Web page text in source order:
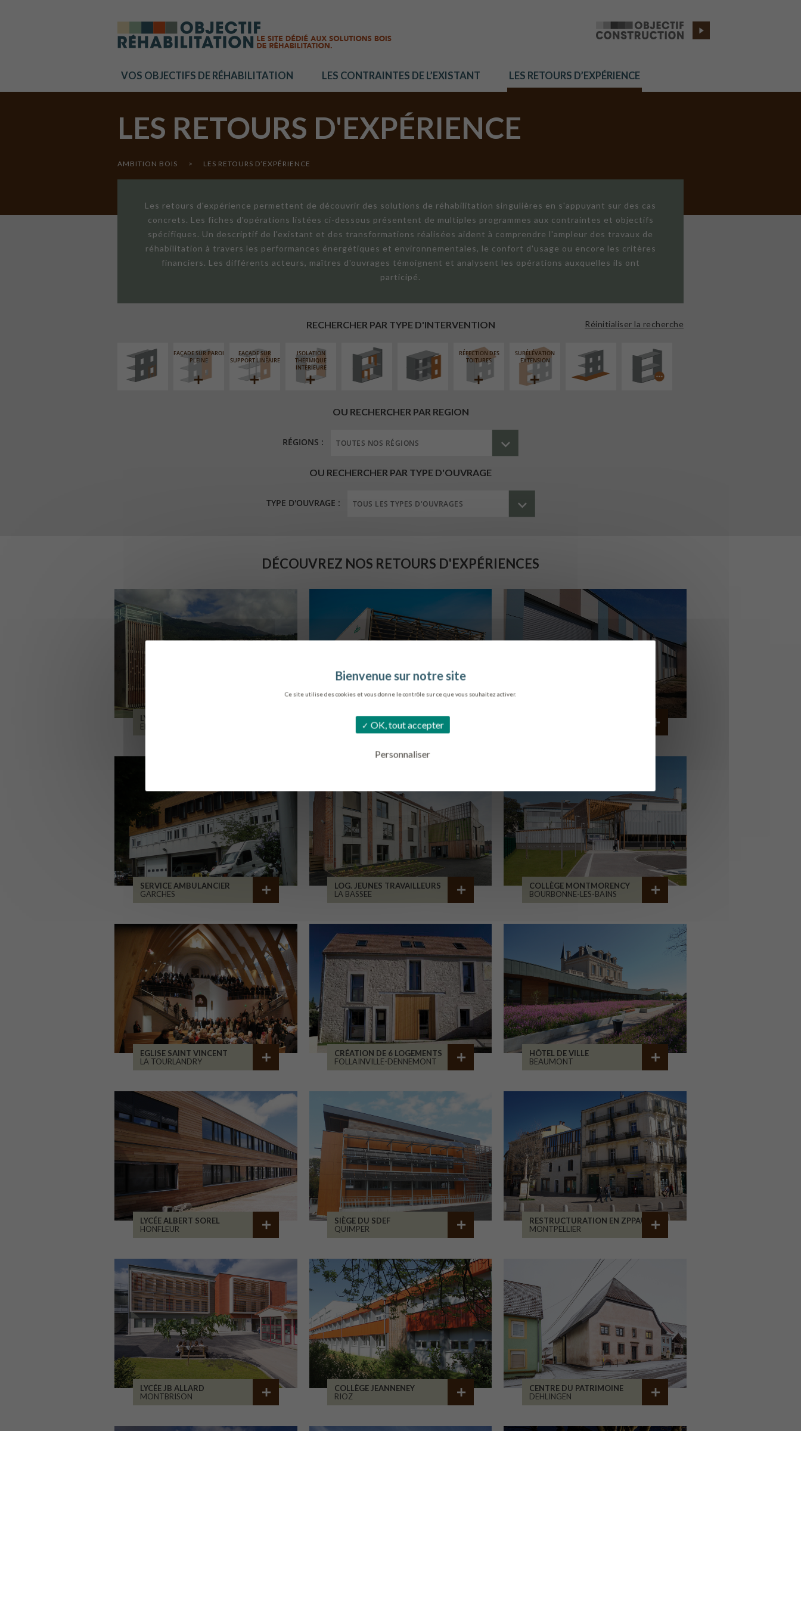
Ce site utilise des cookies et vous donne le contrôle sur ce que vous souhaitez activer.
OK, tout accepter
Personnaliser
VOS OBJECTIFS DE RÉHABILITATION LES CONTRAINTES DE L’EXISTANT LES RETOURS D’EXPÉRIENCE
LES RETOURS D'EXPÉRIENCE
AMBITION BOIS > LES RETOURS D’EXPÉRIENCE
Les retours d'expérience permettent de découvrir des solutions de réhabilitation singulières en s'appuyant sur des cas
concrets. Les fiches d'opérations listées ci-dessous présentent de multiples programmes aux contraintes et objectifs
spécifiques. Un descriptif de l'existant et des transformations réalisées aident à comprendre l'ampleur des travaux de
réhabilitation à travers les performances énergétiques et environnementales, le confort d'usage ou encore les critères
financiers. Les différents acteurs, maîtres d'ouvrages témoignent et analysent les opérations auxquelles ils ont
participé.
RECHERCHER PAR TYPE D'INTERVENTION Réinitialiser la recherche
ISOLATION
FAÇADE SUR PAROI
PLEINE
FAÇADE SUR
SUPPORT LINÉAIRE
ISOLATION
THERMIQUE
INTÉRIEURE
RÉFECTION DES
TOITURES
SURÉLÉVATION
EXTENSION
OU RECHERCHER PAR REGION
RÉGIONS :
OU RECHERCHER PAR TYPE D'OUVRAGE
TYPE D'OUVRAGE :
DÉCOUVREZ NOS RETOURS D'EXPÉRIENCES
LYCÉE ALPES ET DURANCE
EMBRUN
SIÈGE DE L’ONF
SERVICE AMBULANCIER
GARCHES
LOG. JEUNES TRAVAILLEURS
LA BASSEE
COLLÈGE MONTMORENCY
BOURBONNE-LES-BAINS
EGLISE SAINT VINCENT
LA TOURLANDRY
CRÉATION DE 6 LOGEMENTS
FOLLAINVILLE-DENNEMONT
HÔTEL DE VILLE
BEAUMONT
LYCÉE ALBERT SOREL
HONFLEUR
SIÈGE DU SDEF
QUIMPER
RESTRUCTURATION EN ZPPAUP
MONTPELLIER
LYCÉE JB ALLARD
MONTBRISON
COLLÈGE JEANNENEY
RIOZ
CENTRE DU PATRIMOINE
DEHLINGEN